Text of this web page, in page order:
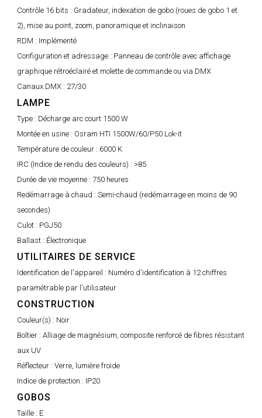
Contrôle 16 bits : Gradateur, indexation de gobo (roues de gobo 1 et
2), mise au point, zoom, panoramique et inclinaison
RDM : Implémenté
Configuration et adressage : Panneau de contrôle avec affichage
graphique rétroéclairé et molette de commande ou via DMX
Canaux DMX : 27/30
LAMPE
Type : Décharge arc court 1500 W
Montée en usine : Osram HTI 1500W/60/P50 Lok-it
Température de couleur : 6000 K
IRC (Indice de rendu des couleurs) : >85
Durée de vie moyenne : 750 heures
Redémarrage à chaud : Semi-chaud (redémarrage en moins de 90
secondes)
Culot : PGJ50
Ballast : Électronique
UTILITAIRES DE SERVICE
Identification de l'appareil : Numéro d'identification à 12 chiffres
paramétrable par l'utilisateur
CONSTRUCTION
Couleur(s) : Noir
Boîtier : Alliage de magnésium, composite renforcé de fibres résistant
aux UV
Réflecteur : Verre, lumière froide
Indice de protection : IP20
GOBOS
Taille : E